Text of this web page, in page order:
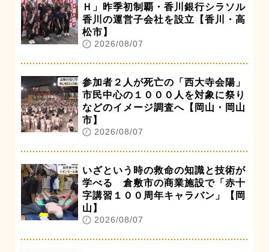
Ｈ」昨季初制覇・香川銀行シラソル
香川の運営子会社を設立【香川・高
松市】
2026/08/07
参加者２人が死亡の「西大寺会陽」
市民中心の１０００人を対象に祭り
などのイメージ調査へ【岡山・岡山
市】
2026/08/07
いざという時の救命の知識と技術が
学べる 倉敷市の商業施設で「赤十
字講習１００周年キャラバン」【岡
山】
2026/08/07